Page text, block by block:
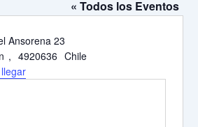
« Todos los Eventos
Ansorena 23
, 4920636 Chile